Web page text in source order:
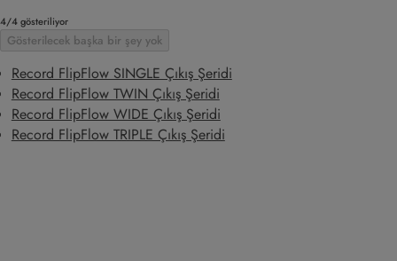
4/4 gösteriliyor
Gösterilecek başka bir şey yok
Record FlipFlow SINGLE Çıkış Şeridi
Record FlipFlow TWIN Çıkış Şeridi
Record FlipFlow WIDE Çıkış Şeridi
Record FlipFlow TRIPLE Çıkış Şeridi